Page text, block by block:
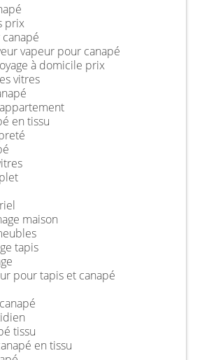
prix
vapeur pour canapé
à domicile prix
vitres
en tissu
maison
tapis
pour tapis et canapé
tissu
en tissu